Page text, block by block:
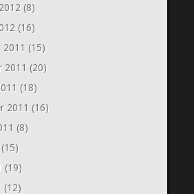
(8)
(16)
2011 (15)
2011 (20)
(18)
2011 (16)
(8)
(15)
(19)
(12)